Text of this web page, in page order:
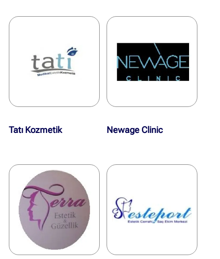
Tatı Kozmetik Newage Clinic